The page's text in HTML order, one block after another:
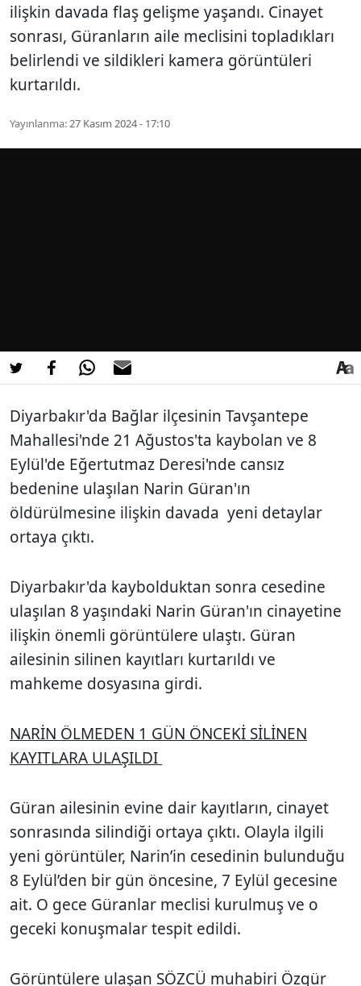
ilişkin davada flaş gelişme yaşandı. Cinayet
sonrası, Güranların aile meclisini topladıkları
belirlendi ve sildikleri kamera görüntüleri
kurtarıldı.
Yayınlanma:27 Kasım 2024 - 17:10
Diyarbakır'da Bağlar ilçesinin Tavşantepe
Mahallesi'nde 21 Ağustos'ta kaybolan ve 8
Eylül'de Eğertutmaz Deresi'nde cansız
bedenine ulaşılan Narin Güran'ın
öldürülmesine ilişkin davada yeni detaylar
ortaya çıktı.
Diyarbakır'da kaybolduktan sonra cesedine
ulaşılan 8 yaşındaki Narin Güran'ın cinayetine
ilişkin önemli görüntülere ulaştı. Güran
ailesinin silinen kayıtları kurtarıldı ve
mahkeme dosyasına girdi.
NARİN ÖLMEDEN 1 GÜN ÖNCEKİ SİLİNEN
KAYITLARA ULAŞILDI
Güran ailesinin evine dair kayıtların, cinayet
sonrasında silindiği ortaya çıktı. Olayla ilgili
yeni görüntüler, Narin’in cesedinin bulunduğu
8 Eylül’den bir gün öncesine, 7 Eylül gecesine
ait. O gece Güranlar meclisi kurulmuş ve o
geceki konuşmalar tespit edildi.
Görüntülere ulaşan SÖZCÜ muhabiri Özgür